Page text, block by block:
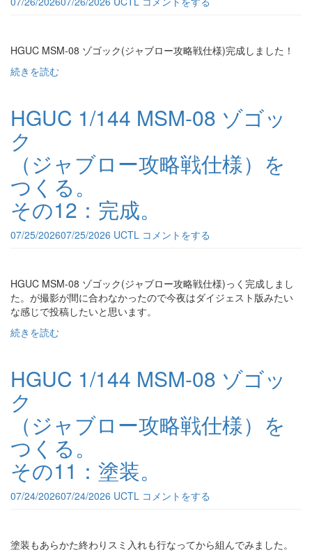
HGUC MSM-08 ゾゴック(ジャブロー攻略戦仕様)完成しました！
続きを読む
HGUC 1/144 MSM-08 ゾゴッ
ク
（ジャブロー攻略戦仕様）を
つくる。
その12：完成。
07/25/202607/25/2026 UCTL コメントをする
HGUC MSM-08 ゾゴック(ジャブロー攻略戦仕様)っく完成しまし
た。が撮影が間に合わなかったので今夜はダイジェスト版みたい
な感じで投稿したいと思います。
続きを読む
HGUC 1/144 MSM-08 ゾゴッ
ク
（ジャブロー攻略戦仕様）を
つくる。
その11：塗装。
07/24/202607/24/2026 UCTL コメントをする
塗装もあらかた終わりスミ入れも行なってから組んでみました。